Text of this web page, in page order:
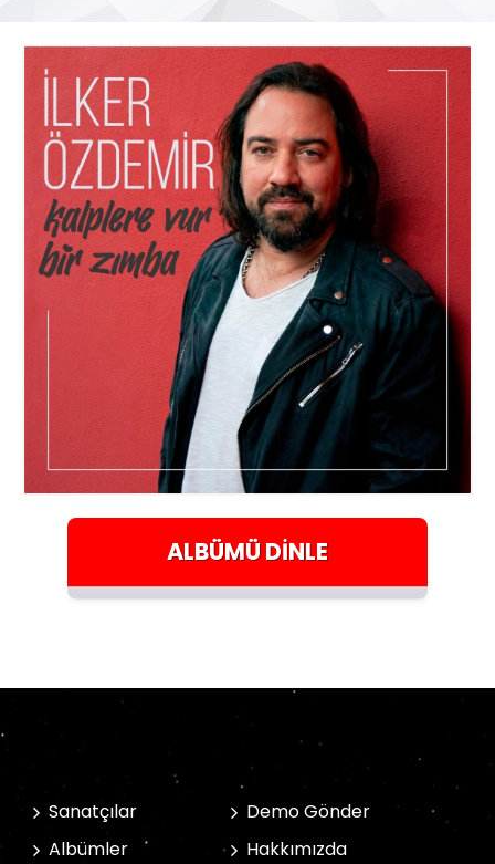
ALBÜMÜDINLE
Sanatçılar
Albümler
Demo Gönder
Hakkımızda